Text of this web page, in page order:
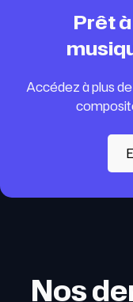
Prêt
Accédez à plus
Nos